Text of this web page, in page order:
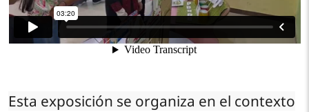
Esta exposición se organiza en el contexto